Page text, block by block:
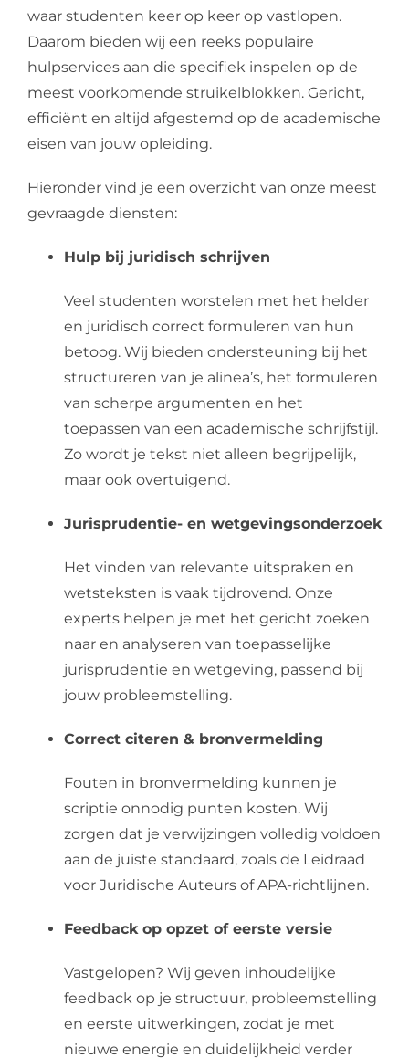
waar studenten keer op keer op vastlopen.
Daarom bieden wij een reeks populaire
hulpservicesaan die specifiek inspelen op de
meest voorkomende struikelblokken. Gericht,
efficiënt en altijd afgestemd op de academische
eisen van jouw opleiding.
Hieronder vind je een overzicht van onze meest
gevraagde diensten:
Hulp bij juridisch schrijven
Veel studenten worstelen met het helder
en juridisch correct formuleren van hun
betoog. Wij bieden ondersteuning bij het
structureren van je alinea’s, het formuleren
van scherpe argumenten en het
toepassen van een academische schrijfstijl.
Zo wordt je tekst niet alleen begrijpelijk,
maar ook overtuigend.
Jurisprudentie- en wetgevingsonderzoek
Het vinden van relevante uitspraken en
wetsteksten is vaak tijdrovend. Onze
experts helpen je met het gericht zoeken
naar en analyseren van toepasselijke
jurisprudentie en wetgeving, passend bij
jouw probleemstelling.
Correct citeren & bronvermelding
Fouten in bronvermelding kunnen je
scriptie onnodig punten kosten. Wij
zorgen dat je verwijzingen volledig voldoen
aan de juiste standaard, zoals de Leidraad
voor Juridische Auteurs of APA-richtlijnen.
Feedback op opzet of eerste versie
Vastgelopen? Wij geven inhoudelijke
feedback op je structuur, probleemstelling
en eerste uitwerkingen, zodat je met
nieuwe energie en duidelijkheid verder